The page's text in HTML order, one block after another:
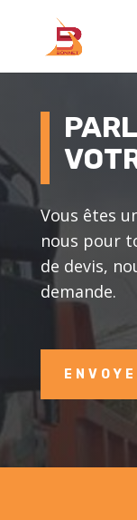
Vous êtes
nous pour
de devis,
demande.